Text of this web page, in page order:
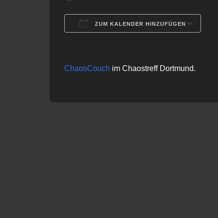
ZUM KALENDER HINZUFÜGEN
ChaosCouch im Chaostreff Dortmund.